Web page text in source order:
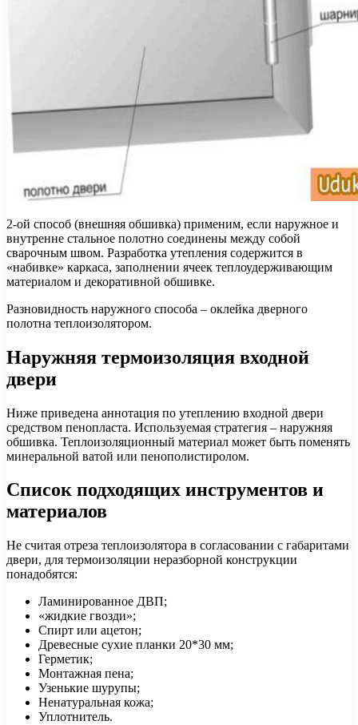
2-ой способ (внешняя обшивка) применим, если наружное и
внутренне стальное полотно соединены между собой
сварочным швом. Разработка утепления содержится в
«набивке» каркаса, заполнении ячеек теплоудерживающим
материалом и декоративной обшивке.
Разновидность наружного способа – оклейка дверного
полотна теплоизолятором.
Наружняя термоизоляция входной
двери
Ниже приведена аннотация по утеплению входной двери
средством пенопласта. Используемая стратегия – наружняя
обшивка. Теплоизоляционный материал может быть поменять
минеральной ватой или пенополистиролом.
Список подходящих инструментов и
материалов
Не считая отреза теплоизолятора в согласовании с габаритами
двери, для термоизоляции неразборной конструкции
понадобятся:
Ламинированное ДВП;
«жидкие гвозди»;
Спирт или ацетон;
Древесные сухие планки 20*30 мм;
Герметик;
Монтажная пена;
Узенькие шурупы;
Ненатуральная кожа;
Уплотнитель.